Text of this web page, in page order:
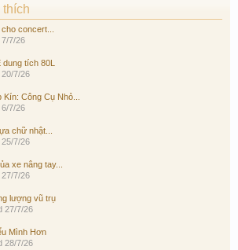
concert...
7/7/26
tích 80L
20/7/26
Công Cụ Nhỏ...
6/7/26
chữ nhật...
25/7/26
xe nâng tay...
27/7/26
lượng vũ trụ
27/7/26
Mình Hơn
28/7/26